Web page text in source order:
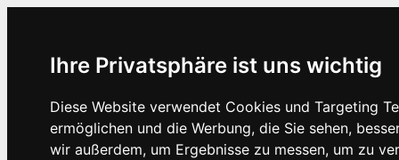
Ihre Privatsphäre ist uns wichtig
Diese Website verwendet Cookies und Targeting
ermöglichen und die Werbung, die Sie sehen,
wir außerdem, um Ergebnisse zu messen, um zu